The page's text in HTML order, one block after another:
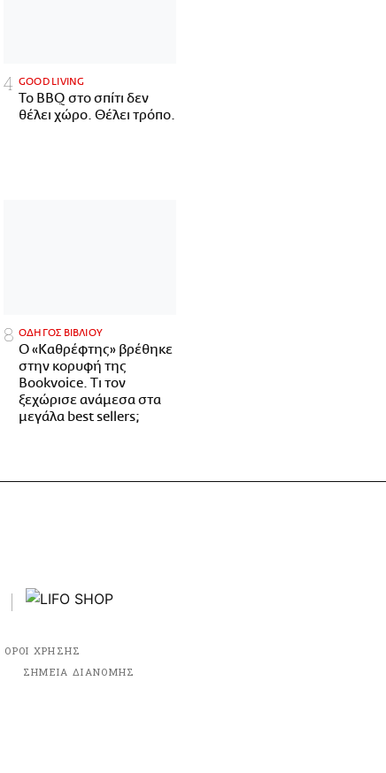
GOOD LIVING
Το BBQ στο σπίτι δεν
θέλει χώρο. Θέλει τρόπο.
ΟΔΗΓΟΣ ΒΙΒΛΙΟΥ
Ο «Καθρέφτης» βρέθηκε
στην κορυφή της
Bookvoice. Τι τον
ξεχώρισε ανάμεσα στα
μεγάλα best sellers;
ΟΡΟΙ ΧΡΗΣΗΣ
ΣΗΜΕΙΑ ΔΙΑΝΟΜΗΣ